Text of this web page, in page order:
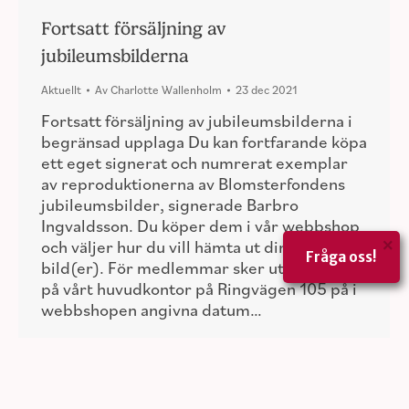
Fortsatt försäljning av
jubileumsbilderna
Aktuellt AvCharlotte Wallenholm 23 dec 2021
Fortsatt försäljning av jubileumsbilderna i
begränsad upplaga Du kan fortfarande köpa
ett eget signerat och numrerat exemplar
av reproduktionerna av Blomsterfondens
jubileumsbilder, signerade Barbro
Ingvaldsson. Du köper dem i vår webbshop
och väljer hur du vill hämta ut din(a)
bild(er). För medlemmar sker uthämtning
på vårt huvudkontor på Ringvägen 105 på i
webbshopen angivna datum…
Fråga oss!
×